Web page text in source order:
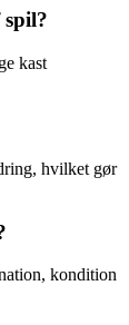
kast
hvilket gør
kondition